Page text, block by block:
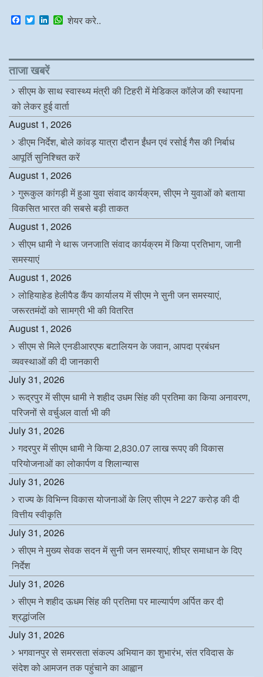
F
a
b
o
o
k
T
w
t
e
r
L
e
d
I
n
W
s
p
शेयर करे..
ताजा खबरें
सीएम के साथ स्वास्थ्य मंत्री की टिहरी में मेडिकल कॉलेज की स्थापना
को लेकर हुई वार्ता
August 1, 2026
डीएम निर्देश, बोले कांवड़ यात्रा दौरान ईंधन एवं रसोई गैस की निर्बाध
आपूर्ति सुनिश्चित करें
August 1, 2026
गुरूकुल कांगड़ी में हुआ युवा संवाद कार्यक्रम, सीएम ने युवाओं को बताया
विकसित भारत की सबसे बड़ी ताकत
August 1, 2026
सीएम धामी ने थारू जनजाति संवाद कार्यक्रम में किया प्रतिभाग, जानी
समस्याएं
August 1, 2026
लोहियाहेड हेलीपैड कैंप कार्यालय में सीएम ने सुनी जन समस्याएं,
जरूरतमंदों को सामग्री भी की वितरित
August 1, 2026
सीएम से मिले एनडीआरएफ बटालियन के जवान, आपदा प्रबंधन
व्यवस्थाओं की दी जानकारी
July 31, 2026
रूद्रपुर में सीएम धामी ने शहीद उधम सिंह की प्रतिमा का किया अनावरण,
परिजनों से वर्चुअल वार्ता भी की
July 31, 2026
गदरपुर में सीएम धामी ने किया 2,830.07 लाख रूपए की विकास
परियोजनाओं का लोकार्पण व शिलान्यास
July 31, 2026
राज्य के विभिन्न विकास योजनाओं के लिए सीएम ने 227 करोड़ की दी
वित्तीय स्वीकृति
July 31, 2026
सीएम ने मुख्य सेवक सदन में सुनी जन समस्याएं, शीघ्र समाधान के दिए
निर्देश
July 31, 2026
सीएम ने शहीद ऊधम सिंह की प्रतिमा पर माल्यार्पण अर्पित कर दी
श्रद्धांजलि
July 31, 2026
भगवानपुर से समरसता संकल्प अभियान का शुभारंभ, संत रविदास के
संदेश को आमजन तक पहुंचाने का आह्वान